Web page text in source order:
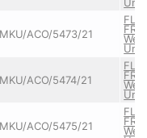
ACO/5473/21
ACO/5474/21
ACO/5475/21